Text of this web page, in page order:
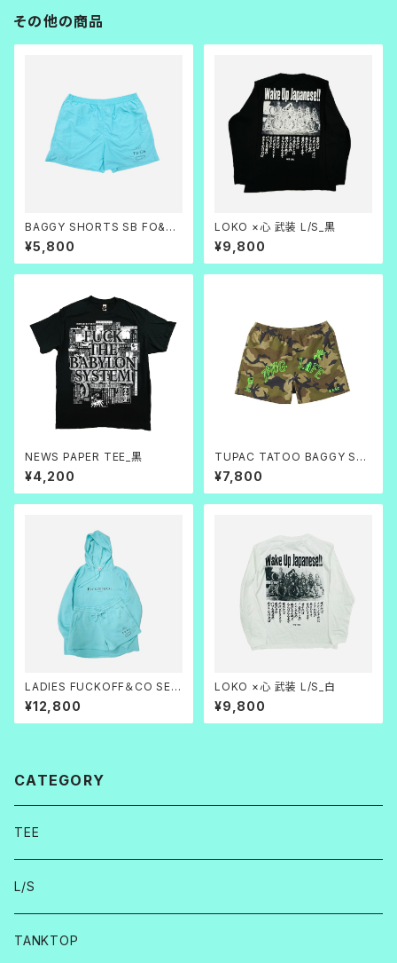
その他の商品
BAGGY SHORTS SB FO&C
O.
¥5,800
LOKO ×心 武装 L/S_黒
¥9,800
NEWS PAPER TEE_黒
¥4,200
TUPAC TATOO BAGGY SH
ORTS
¥7,800
LADIES FUCKOFF＆CO SET
UP
¥12,800
LOKO ×心 武装 L/S_白
¥9,800
CATEGORY
TEE
L/S
TANKTOP